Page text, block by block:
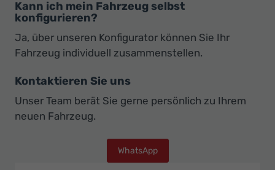
Kann ich mein Fahrzeug selbst
konfigurieren?
Ja, über unseren Konfigurator können Sie Ihr
Fahrzeug individuell zusammenstellen.
Kontaktieren Sie uns
Unser Team berät Sie gerne persönlich zu Ihrem
neuen Fahrzeug.
WhatsApp